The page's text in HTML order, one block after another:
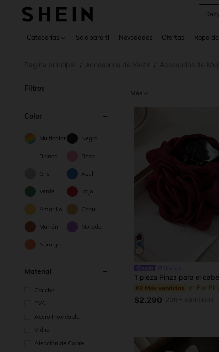
Dazy
Categorías Solo para ti Novedades Ofertas Ropa
/ /
Filtros
Color
Multicolor Negro
Blanco Rosa
Gris Azul
Verde Rojo
Amarillo Caqui
Marrón Morado
Naranja
Material
Caucho
EVA
Acero Inoxidable
Vidrio
Aleación de Cobre
Más
#2 Más vendidos
$2.290 200+ vendidos